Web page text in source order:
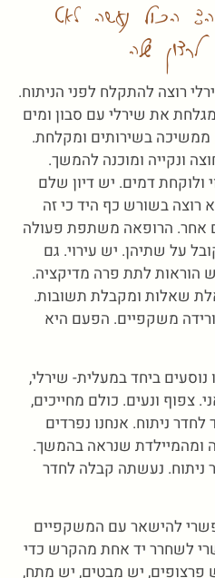
הכול נעשה לאט
שלה
רוצה להתקלח לפני הניתוח.
את שירלי עם סבון ומים
ממשיכה בשירותים ומקלחת.
10 דקות רחוצה ונקייה ומוכנה להמשך.
ולוקחת דמים. יש דיון שלם
רוצה בשורש כף היד כי זה
הרופאה משתפת פעולה
על שתיהן. יש עירוי. גם
הוראות לתת פרה מדיקציה.
שאלות ומקבלת תשובות.
משקפיים. הפעם היא
נוסעים ביחד במעלית- שירלי,
צפוף ונעים. כולם מחייכים,
ניתוח. אנחנו נפרדים
ומהמיילדת שנראה בהמשך.
ניתוח. נעשתה קבלה לחדר
להישאר עם המשקפיים
לשחרר יד אחת מהקרש כדי
פרצופים, יש מבטים, יש מתח,